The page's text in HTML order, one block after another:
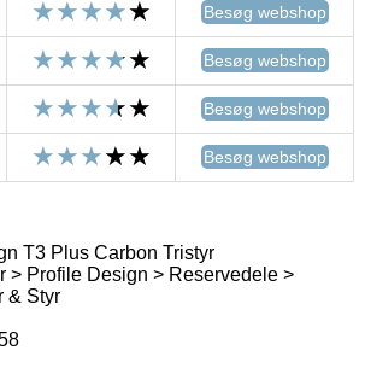
Besøg webshop
Besøg webshop
Besøg webshop
Besøg webshop
T3 Plus Carbon Tristyr
> Profile Design > Reservedele >
& Styr